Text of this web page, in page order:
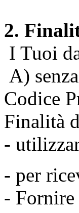
2.
I Tuoi
A)
Codice
Finalità
-
- per
-